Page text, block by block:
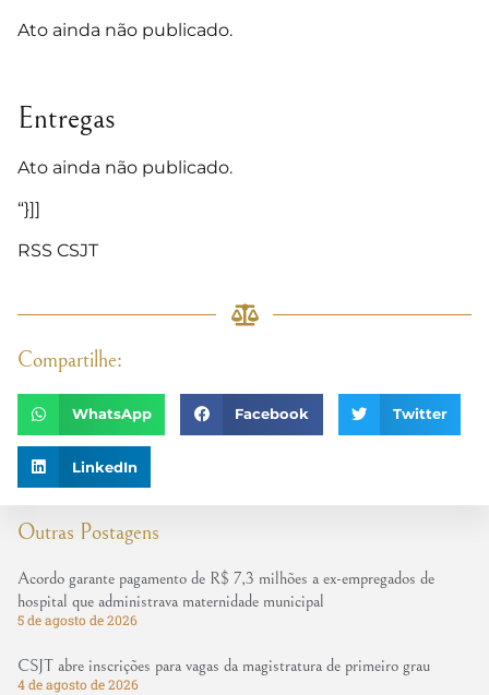
Outras Postagens
Acordo garante pagamento de R$ 7,3 milhões a ex-empregados de
hospital que administrava maternidade municipal
5 de agosto de 2026
CSJT abre inscrições para vagas da magistratura de primeiro grau
4 de agosto de 2026
Ato ainda não publicado.
Entregas
Ato ainda não publicado.
“}]]
RSS CSJT
Compartilhe:
WhatsApp Facebook Twitter
LinkedIn